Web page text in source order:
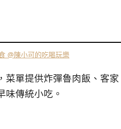
菜單提供炸彈魯肉飯、客家
味傳統小吃。